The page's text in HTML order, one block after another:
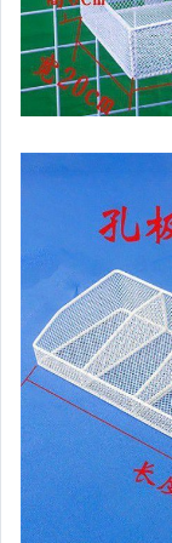
手錶與飾品配件
女包精品與女鞋
家電與影音視聽